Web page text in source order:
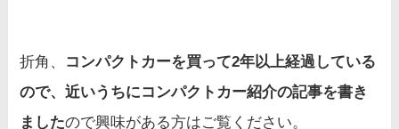
折角、 コンパクトカーを買って2年以上経過している
ので、近いうちにコンパクトカー紹介の記事を書き
ましたので興味がある方はご覧ください。